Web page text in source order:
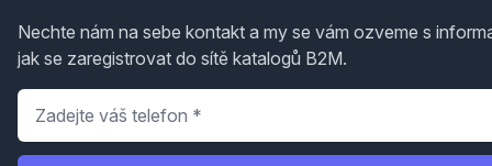
Nechte nám na sebe kontakt a my se vám ozveme s
jak se zaregistrovat do sítě katalogů B2M.
Telefon